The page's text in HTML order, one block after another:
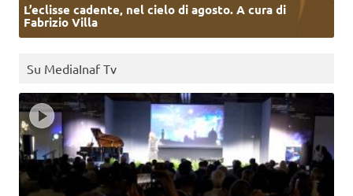
L’eclisse cadente, nel cielo di agosto. A cura di
Fabrizio Villa
Su MediaInaf Tv